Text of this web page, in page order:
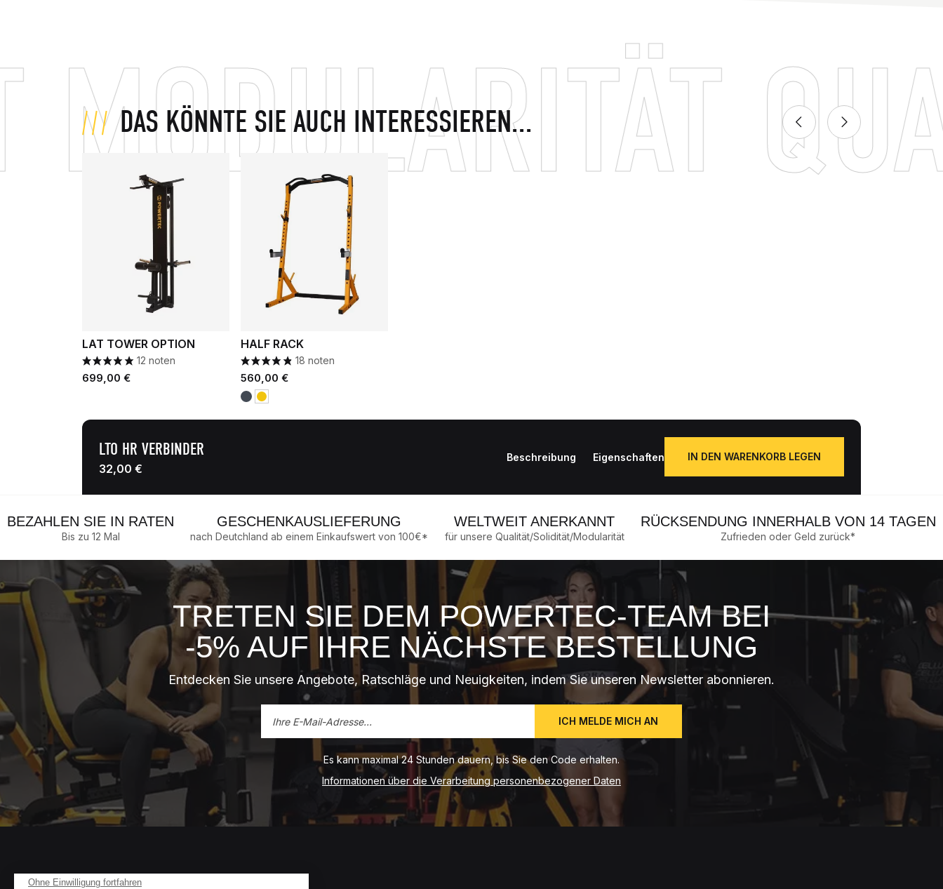
DAS KÖNNTE SIE AUCH INTERESSIEREN...
LAT TOWER OPTION
12 noten
Preis
699,00 €
HALF RACK
18 noten
Preis
560,00 €
Schwarz
Gelb
LTO HR VERBINDER
32,00 €
Beschreibung EigenschaftenAnzahl.IN DEN WARENKORB LEGEN
BEZAHLEN SIE IN RATEN
Bis zu 12 Mal
GESCHENKAUSLIEFERUNG
nach Deutchland ab einem Einkaufswert von 100€*
WELTWEIT ANERKANNT
für unsere Qualität/Solidität/Modularität
RÜCKSENDUNG INNERHALB VON 14 TAGEN
Zufrieden oder Geld zurück*
TRETEN SIE DEM POWERTEC-TEAM BEI
-5% AUF IHRE NÄCHSTE BESTELLUNG
Entdecken Sie unsere Angebote, Ratschläge und Neuigkeiten, indem Sie unseren Newsletter abonnieren.
ICH MELDE MICH AN
Es kann maximal 24 Stunden dauern, bis Sie den Code erhalten.
Informationen über die Verarbeitung personenbezogener Daten
Ohne Einwilligung fortfahren